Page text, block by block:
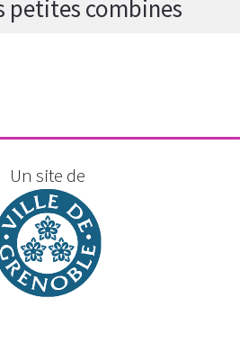
petites combines
Un site de